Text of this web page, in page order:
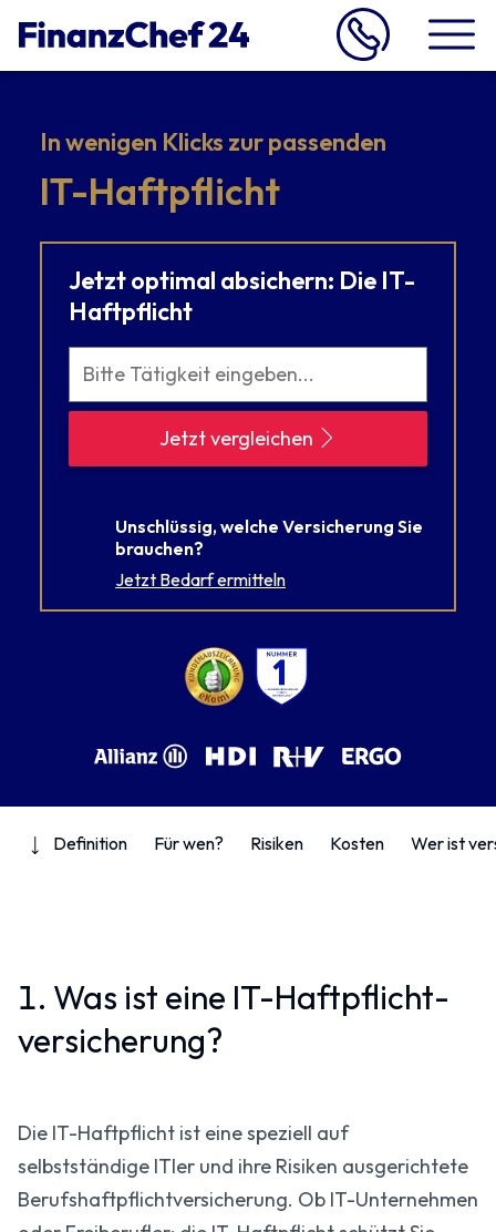
In wenigen Klicks zur passenden
IT-Haftpflicht
Jetzt optimal absichern: Die IT-
Haftpflicht
Jetzt vergleichen
Unschlüssig, welche Versicherung Sie
brauchen?
Jetzt Bedarf ermitteln
Definition Für wen? Risiken Kosten Wer ist
1. Was ist eine IT-Haftpflicht­
versicherung?
Die IT-Haftpflicht ist eine speziell auf
selbstständige ITler und ihre Risiken ausgerichtete
Berufs­haftpflicht­versicherung. Ob IT-Unternehmen